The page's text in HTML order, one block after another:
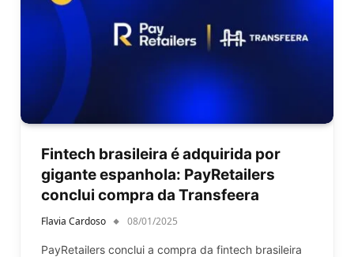
Fintech brasileira é adquirida por
gigante espanhola: PayRetailers
conclui compra da Transfeera
Flavia Cardoso 08/01/2025
PayRetailers conclui a compra da fintech brasileira